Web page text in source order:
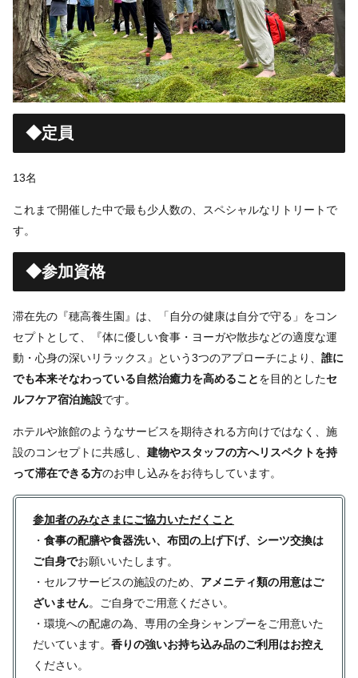
◆定員
13名
これまで開催した中で最も少人数の、スペシャルなリトリートで
す。
◆参加資格
滞在先の『穂高養生園』は、「自分の健康は自分で守る」をコン
セプトとして、『体に優しい食事・ヨーガや散歩などの適度な運
動・心身の深いリラックス』という3つのアプローチにより、 誰に
でも本来そなわっている自然治癒力を高めることを目的としたセ
ルフケア宿泊施設です。
ホテルや旅館のようなサービスを期待される方向けではなく、施
設のコンセプトに共感し、 建物やスタッフの方へリスペクトを持
って滞在できる方のお申し込みをお待ちしています。
参加者のみなさまにご協力いただくこと
・ 食事の配膳や食器洗い、布団の上げ下げ、シーツ交換は
ご自身でお願いいたします。
・セルフサービスの施設のため、 アメニティ類の用意はご
ざいません。ご自身でご用意ください。
・環境への配慮の為、専用の全身シャンプーをご用意いた
だいています。 香りの強いお持ち込み品のご利用はお控え
ください。